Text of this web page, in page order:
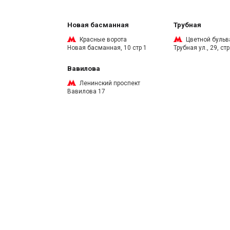
Новая басманная
Красные ворота
Новая басманная, 10 стр 1
Трубная
Цветной
Трубная ул., 29,
Вавилова
Ленинский проспект
Вавилова 17